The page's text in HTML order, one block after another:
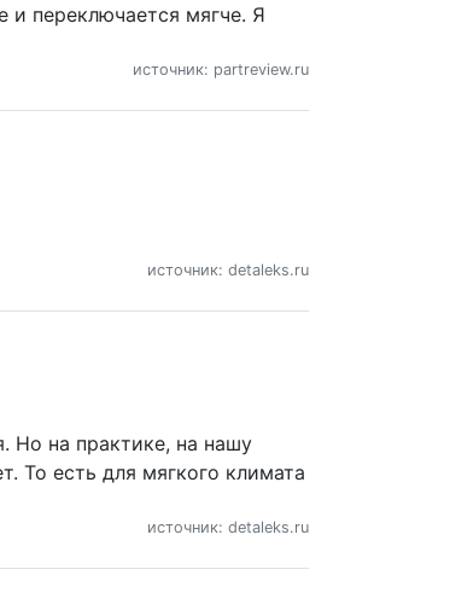
переключается мягче. Я
источник: partreview.ru
источник: detaleks.ru
Но на практике, на нашу
То есть для мягкого климата
источник: detaleks.ru